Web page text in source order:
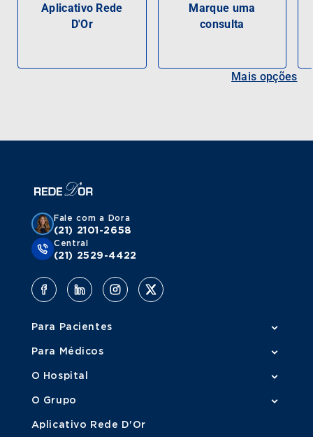
Aplicativo Rede
D'Or
Marque uma
consulta
Mais opções
Fale com a Dora
(21) 2101-2658
Central
(21) 2529-4422
Para Pacientes
Para Médicos
O Hospital
O Grupo
Aplicativo Rede D'Or